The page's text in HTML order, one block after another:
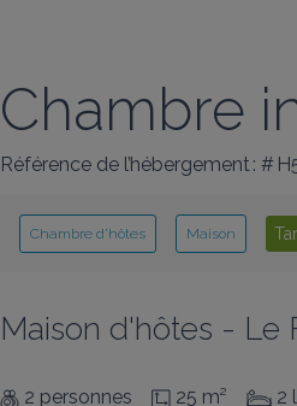
Chambre
Référence de l’hébergement : #
Chambre d’hôtes Maison
Maison d'hôtes - Le
2 personnes 25 m² 2